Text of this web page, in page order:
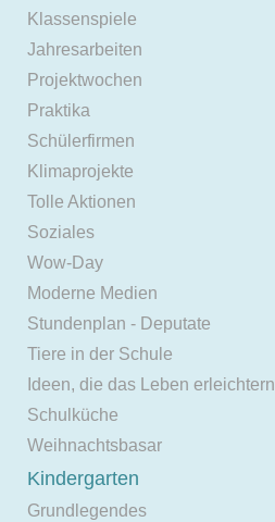
Klassenspiele
Jahresarbeiten
Projektwochen
Praktika
Schülerfirmen
Klimaprojekte
Tolle Aktionen
Soziales
Wow-Day
Moderne Medien
Stundenplan - Deputate
Tiere in der Schule
Ideen, die das Leben erleichtern
Schulküche
Weihnachtsbasar
Kindergarten
Grundlegendes